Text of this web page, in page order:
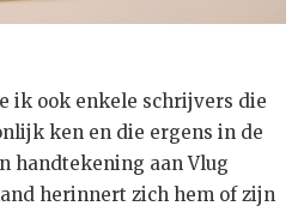
ik ook enkele schrijvers die
ken en die ergens in de
handtekening aan Vlug
herinnert zich hem of zijn